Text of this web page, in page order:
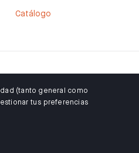
Catálogo
(tanto general como
tus preferencias